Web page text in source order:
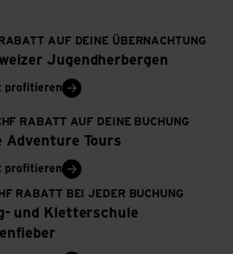
AUF DEINE ÜBERNACHTUNG
Jugendherbergen
profitieren
RABATT AUF DEINE BUCHUNG
Adventure Tours
profitieren
RABATT BEI JEDER BUCHUNG
und Kletterschule